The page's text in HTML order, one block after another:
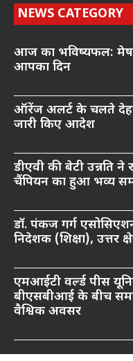
NEWS CATEGORY
आज का भविष्यफल: मेष
आपका दिन
ऑरेंज अलर्ट के चलते
जारी किए आदेश
डीएवी की बेटी उन्नति ने
चैंपियन का हुआ भव्य
डॉ. पंकज गर्ग
निदेशक (शिक्षा), उत्तर
एमआईटी वर्ल्ड पीस
बीएसबीआई के बीच
वैश्विक अवसर